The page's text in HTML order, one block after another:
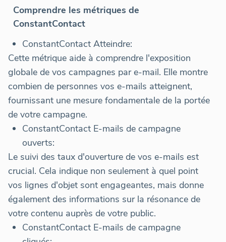
Comprendre les métriques de
ConstantContact
ConstantContact Atteindre:
Cette métrique aide à comprendre l'exposition
globale de vos campagnes par e-mail. Elle montre
combien de personnes vos e-mails atteignent,
fournissant une mesure fondamentale de la portée
de votre campagne.
ConstantContact E-mails de campagne
ouverts:
Le suivi des taux d'ouverture de vos e-mails est
crucial. Cela indique non seulement à quel point
vos lignes d'objet sont engageantes, mais donne
également des informations sur la résonance de
votre contenu auprès de votre public.
ConstantContact E-mails de campagne